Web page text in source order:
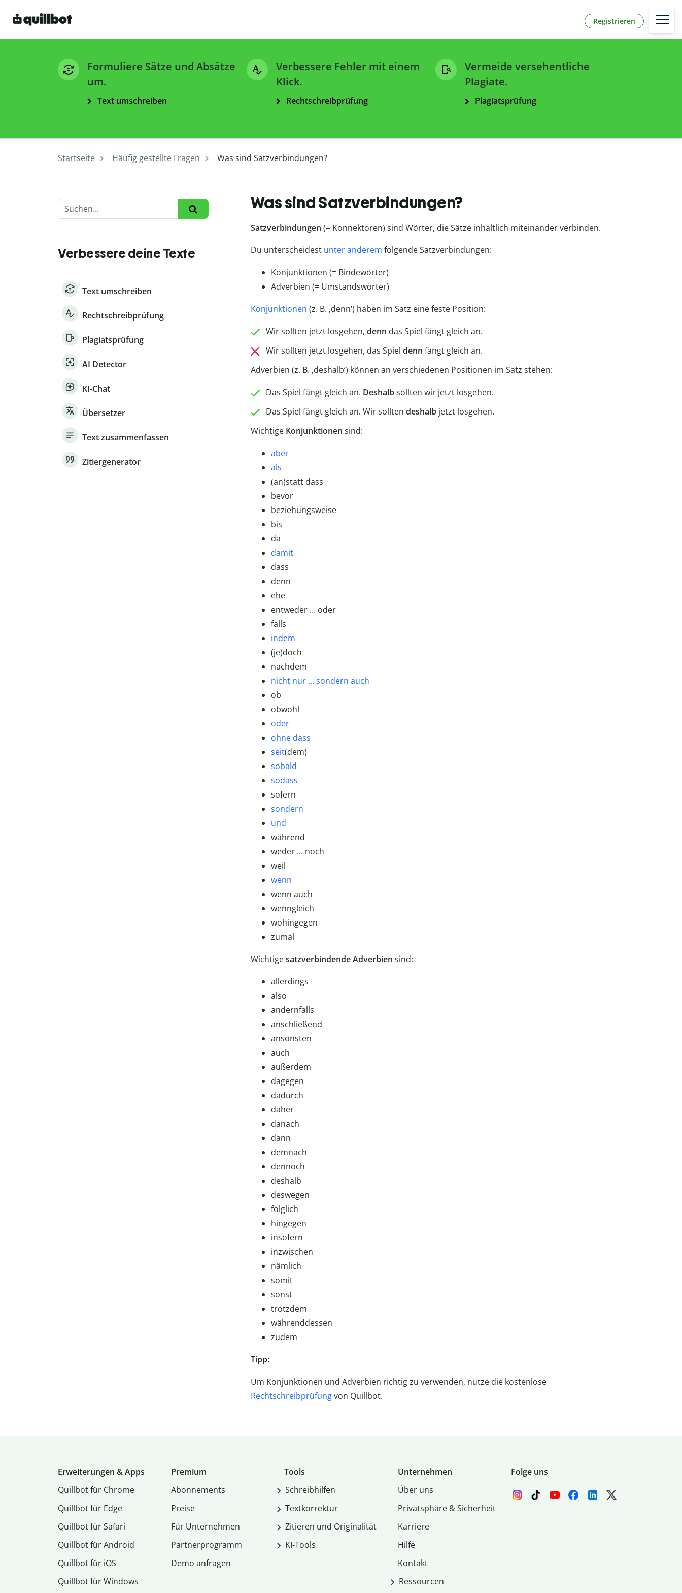
Registrieren
Formuliere Sätze und Absätze
um.
Text umschreiben
Verbessere Fehler mit einem
Klick.
Rechtschreibprüfung
Vermeide versehentliche
Plagiate.
Plagiatsprüfung
Startseite Häufig gestellte Fragen Was sind Satzverbindungen?
Verbessere deine Texte
Text umschreiben
Rechtschreibprüfung
Plagiatsprüfung
AI Detector
KI-Chat
Übersetzer
Text zusammenfassen
Zitiergenerator
Was sind Satzverbindungen?
Satzverbindungen (= Konnektoren) sind Wörter, die Sätze inhaltlich miteinander verbinden.
Du unterscheidest unter anderem folgende Satzverbindungen:
Konjunktionen (= Bindewörter)
Adverbien (= Umstandswörter)
Konjunktionen (z. B. ‚denn‘) haben im Satz eine feste Position:
Wir sollten jetzt losgehen, denn das Spiel fängt gleich an.
Wir sollten jetzt losgehen, das Spiel denn fängt gleich an.
Adverbien (z. B. ‚deshalb‘) können an verschiedenen Positionen im Satz stehen:
Das Spiel fängt gleich an. Deshalbsollten wir jetzt losgehen.
Das Spiel fängt gleich an. Wir sollten deshalbjetzt losgehen.
Wichtige Konjunktionen sind:
aber
als
(an)statt dass
bevor
beziehungsweise
bis
da
damit
dass
denn
ehe
entweder … oder
falls
indem
(je)doch
nachdem
nicht nur … sondern auch
ob
obwohl
oder
ohne dass
seit(dem)
sobald
sodass
sofern
sondern
und
während
weder … noch
weil
wenn
wenn auch
wenngleich
wohingegen
zumal
Wichtigesatzverbindende Adverbien sind:
allerdings
also
andernfalls
anschließend
ansonsten
auch
außerdem
dagegen
dadurch
daher
danach
dann
demnach
dennoch
deshalb
deswegen
folglich
hingegen
insofern
inzwischen
nämlich
somit
sonst
trotzdem
währenddessen
zudem
Tipp:
Um Konjunktionen und Adverbien richtig zu verwenden, nutze die kostenlose
Rechtschreibprüfungvon Quillbot.
Erweiterungen & Apps
Quillbot für Chrome
Quillbot für Edge
Quillbot für Safari
Quillbot für Android
Quillbot für iOS
Quillbot für Windows
Premium
Abon­ne­ments
Preise
Für Unternehmen
Partnerprogramm
Demo anfragen
Tools
Schreibhilfen
Textkorrektur
Zitieren und Originalität
KI-Tools
Unternehmen
Über uns
Privatsphäre & Sicherheit
Karriere
Hilfe
Kontakt
Ressourcen
Folge uns